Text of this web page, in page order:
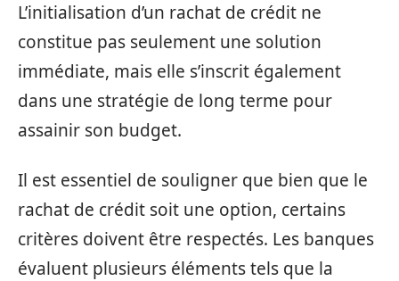
L’initialisation d’un rachat de crédit ne
constitue pas seulement une solution
immédiate, mais elle s’inscrit également
dans une stratégie de long terme pour
assainir son budget.
Il est essentiel de souligner que bien que le
rachat de crédit soit une option, certains
critères doivent être respectés. Les banques
évaluent plusieurs éléments tels que la